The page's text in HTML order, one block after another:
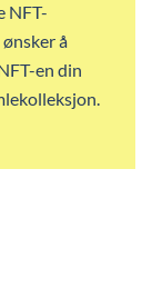
NFT-
å
en din